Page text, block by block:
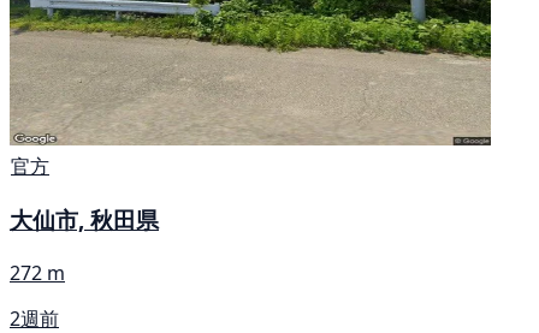
官方
大仙市, 秋田県
272 m
2週前